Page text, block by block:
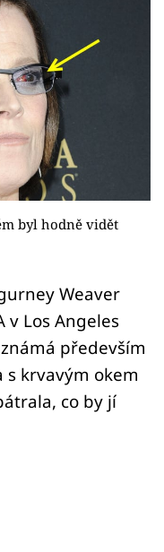
byl hodně vidět
Weaver
v Los Angeles
především
s krvavým okem
co by jí